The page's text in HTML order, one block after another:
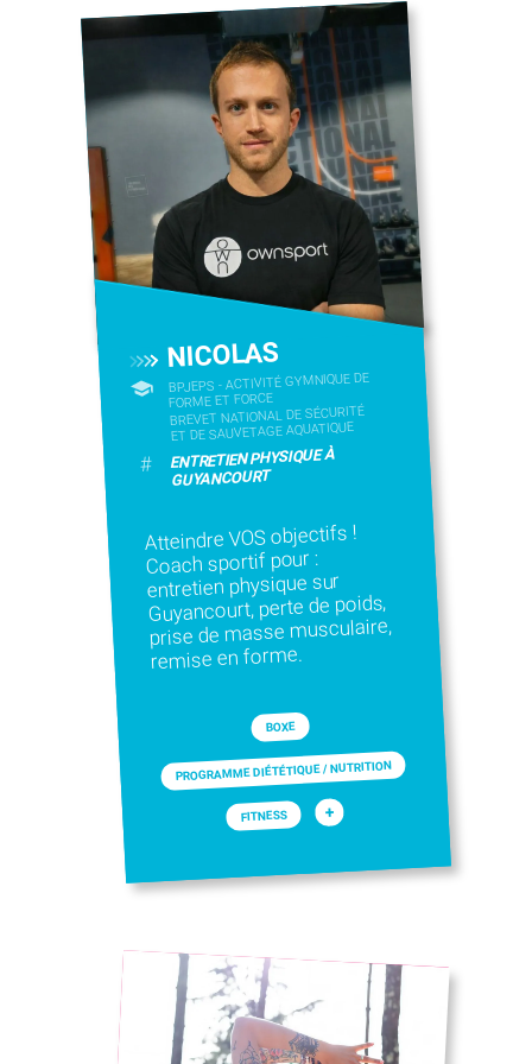
NICOLAS
BPJEPS - ACTIVITÉ GYMNIQUE DE
FORME ET FORCE
BREVET NATIONAL DE SÉCURITÉ
ET DE SAUVETAGE AQUATIQUE
# ENTRETIEN PHYSIQUE À
GUYANCOURT
Atteindre VOS objectifs !
Coach sportif pour :
entretien physique sur
Guyancourt, perte de poids,
prise de masse musculaire,
remise en forme.
BOXE
PROGRAMME DIÉTÉTIQUE / NUTRITION
FITNESS +